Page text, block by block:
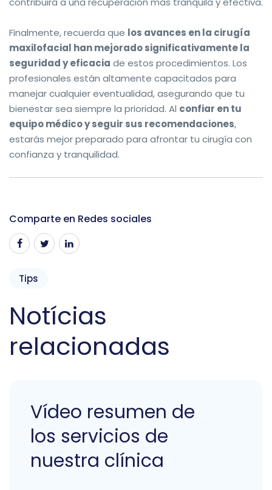
Finalmente, recuerda que los avances en la cirugía
maxilofacial han mejorado significativamente la
seguridad y eficacia de estos procedimientos. Los
profesionales están altamente capacitados para
manejar cualquier eventualidad, asegurando que tu
bienestar sea siempre la prioridad. Al confiar en tu
equipo médico y seguir sus recomendaciones,
estarás mejor preparado para afrontar tu cirugía con
confianza y tranquilidad.
Comparte en Redes sociales
Tips
Notícias
relacionadas
Vídeo resumen de
los servicios de
nuestra clínica